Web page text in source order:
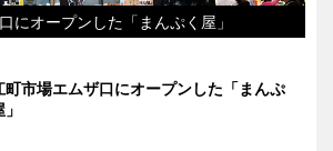
にオープンした「まんぷく屋」
町市場エムザ口にオープンした「まんぷ